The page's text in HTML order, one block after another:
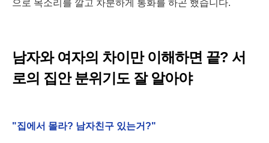
으로 목소리를 깔고 차분하게 통화를 하곤 했습니다.
남자와 여자의 차이만 이해하면 끝? 서
로의 집안 분위기도 잘 알아야
"집에서 몰라? 남자친구 있는거?"